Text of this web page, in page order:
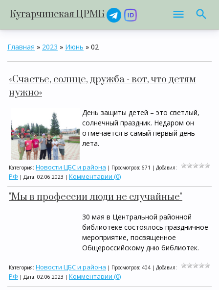
Кугарчинская ЦРМБ
Главная » 2023 » Июнь » 02
«Счастье, солнце, дружба - вот, что детям
нужно»
День защиты детей – это светлый,
солнечный праздник. Недаром он
отмечается в самый первый день
лета.
Категория: Новости ЦБС и района | Просмотров: 671 | Добавил:
РФ | Дата: 02.06.2023 | Комментарии (0)
"Мы в профессии люди не случайные"
30 мая в Центральной районной
библиотеке состоялось праздничное
мероприятие, посвященное
Общероссийскому дню библиотек.
Категория: Новости ЦБС и района | Просмотров: 404 | Добавил:
РФ | Дата: 02.06.2023 | Комментарии (0)